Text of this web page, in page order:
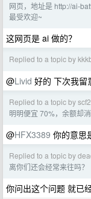
网页，地址是 http://ai-
最受欢迎~
这网页是 ai 做的？
Replied to a topic by
@Livid 好的 下次我留
Replied to a topic by
明明便宜 70%，余额却
@HFX3389 你的意思
Replied to a topic by
离你们还会经常来往吗？
你问出这个问题 就已